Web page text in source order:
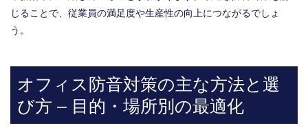
じることで、従業員の満足度や生産性の向上につながるでしょ
う。
オフィス防音対策の主な方法と選
び方 – 目的・場所別の最適化